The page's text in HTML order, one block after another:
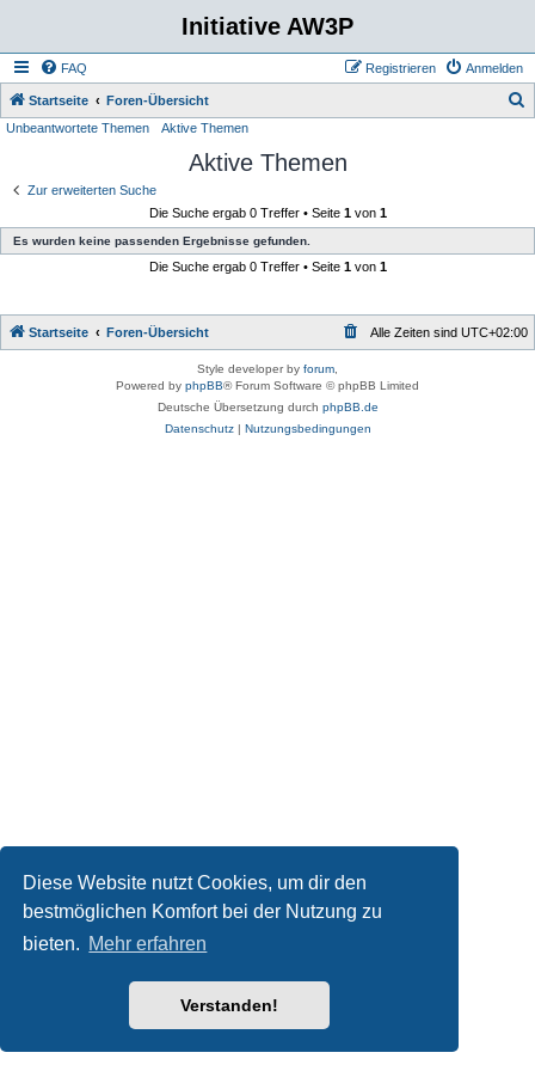
Diese Website nutzt Cookies, um dir den
bestmöglichen Komfort bei der Nutzung zu
bieten. Mehr erfahren
Verstanden!
Initiative AW3P
FAQ Anmelden
Registrieren
Startseite Foren-Übersicht
Unbeantwortete Themen Aktive Themen
Aktive Themen
Zur erweiterten Suche
Die Suche ergab 0 Treffer • Seite 1von 1
Es wurden keine passenden Ergebnisse gefunden.
Die Suche ergab 0 Treffer • Seite 1von 1
Startseite Foren-Übersicht Alle Zeiten sind UTC+02:00
Style developer by forum
Powered by phpBB® Forum Software © phpBB Limited
Deutsche Übersetzung durch phpBB.de
Datenschutz| Nutzungsbedingungen